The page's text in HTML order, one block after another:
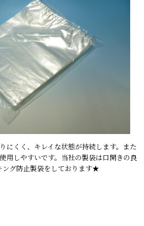
にくく、キレイな状態が持続します。また
用しやすいです。当社の製袋は口開きの良
ング防止製袋をしております★